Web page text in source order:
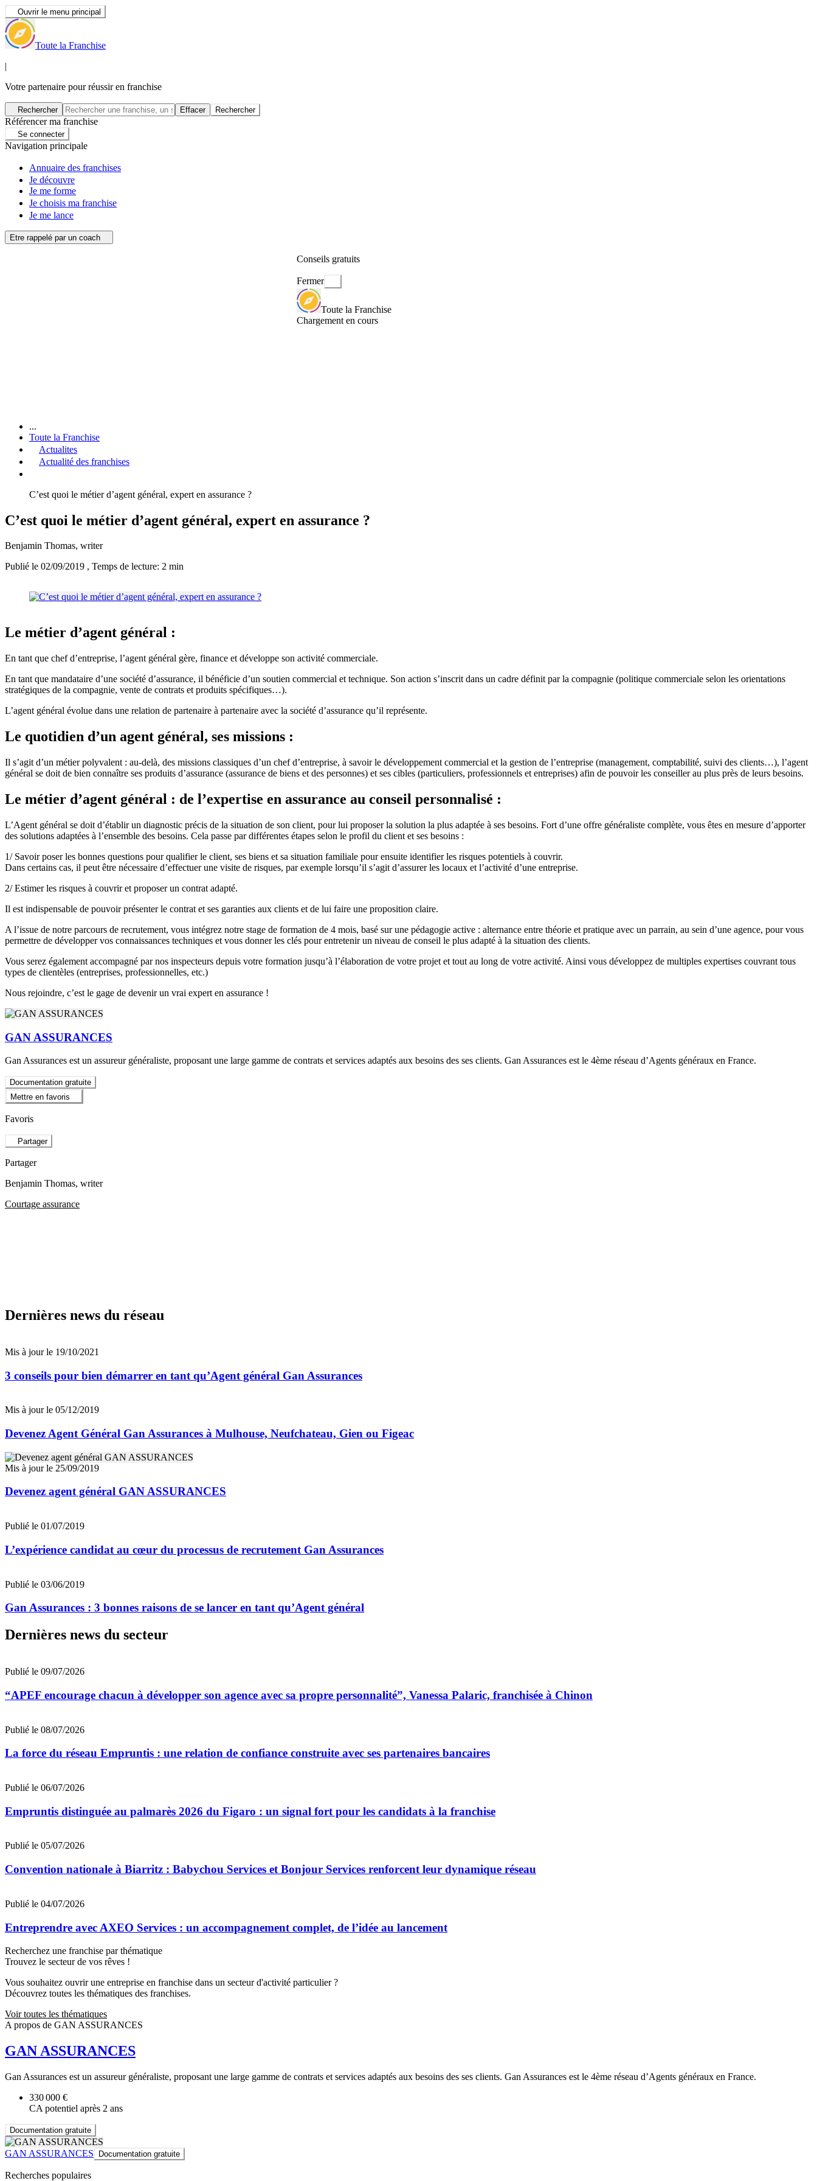
Ouvrir le menu principal
Toute la Franchise
|
Votre partenaire pour réussir en franchise
Rechercher Effacer Rechercher
Référencer ma franchise
Se connecter
Navigation principale
Annuaire des franchises
Je découvre
Je me forme
Je choisis ma franchise
Je me lance
Etre rappelé par un coach
Conseils gratuits
Fermer
Toute la Franchise
Chargement en cours
...
Toute la Franchise
Actualites
Actualité des franchises
C’est quoi le métier d’agent général, expert en assurance ?
C’est quoi le métier d’agent général, expert en assurance ?
Benjamin Thomas, writer
Publié le 02/09/2019 , Temps de lecture: 2 min
Le métier d’agent général :
En tant que chef d’entreprise, l’agent général gère, finance et développe son activité commerciale.
En tant que mandataire d’une société d’assurance, il bénéficie d’un soutien commercial et technique. Son action s’inscrit dans un cadre définit par la compagnie (politique commerciale selon les orientations
stratégiques de la compagnie, vente de contrats et produits spécifiques…).
L’agent général évolue dans une relation de partenaire à partenaire avec la société d’assurance qu’il représente.
Le quotidien d’un agent général, ses missions :
Il s’agit d’un métier polyvalent : au-delà, des missions classiques d’un chef d’entreprise, à savoir le développement commercial et la gestion de l’entreprise (management, comptabilité, suivi des clients…), l’agent
général se doit de bien connaître ses produits d’assurance (assurance de biens et des personnes) et ses cibles (particuliers, professionnels et entreprises) afin de pouvoir les conseiller au plus près de leurs besoins.
Le métier d’agent général : de l’expertise en assurance au conseil personnalisé :
L’Agent général se doit d’établir un diagnostic précis de la situation de son client, pour lui proposer la solution la plus adaptée à ses besoins. Fort d’une offre généraliste complète, vous êtes en mesure d’apporter
des solutions adaptées à l’ensemble des besoins. Cela passe par différentes étapes selon le profil du client et ses besoins :
1/ Savoir poser les bonnes questions pour qualifier le client, ses biens et sa situation familiale pour ensuite identifier les risques potentiels à couvrir.
Dans certains cas, il peut être nécessaire d’effectuer une visite de risques, par exemple lorsqu’il s’agit d’assurer les locaux et l’activité d’une entreprise.
2/ Estimer les risques à couvrir et proposer un contrat adapté.
Il est indispensable de pouvoir présenter le contrat et ses garanties aux clients et de lui faire une proposition claire.
A l’issue de notre parcours de recrutement, vous intégrez notre stage de formation de 4 mois, basé sur une pédagogie active : alternance entre théorie et pratique avec un parrain, au sein d’une agence, pour vous
permettre de développer vos connaissances techniques et vous donner les clés pour entretenir un niveau de conseil le plus adapté à la situation des clients.
Vous serez également accompagné par nos inspecteurs depuis votre formation jusqu’à l’élaboration de votre projet et tout au long de votre activité. Ainsi vous développez de multiples expertises couvrant tous
types de clientèles (entreprises, professionnelles, etc.)
Nous rejoindre, c’est le gage de devenir un vrai expert en assurance !
GAN ASSURANCES
Gan Assurances est un assureur généraliste, proposant une large gamme de contrats et services adaptés aux besoins des ses clients. Gan Assurances est le 4ème réseau d’Agents généraux en France.
Documentation gratuite
Mettre en favoris
Favoris
Partager
Partager
Benjamin Thomas, writer
Courtage assurance
Dernières news du réseau
Mis à jour le 19/10/2021
3 conseils pour bien démarrer en tant qu’Agent général Gan Assurances
Mis à jour le 05/12/2019
Devenez Agent Général Gan Assurances à Mulhouse, Neufchateau, Gien ou Figeac
Mis à jour le 25/09/2019
Devenez agent général GAN ASSURANCES
Publié le 01/07/2019
L’expérience candidat au cœur du processus de recrutement Gan Assurances
Publié le 03/06/2019
Gan Assurances : 3 bonnes raisons de se lancer en tant qu’Agent général
Dernières news du secteur
Publié le 09/07/2026
“APEF encourage chacun à développer son agence avec sa propre personnalité”, Vanessa Palaric, franchisée à Chinon
Publié le 08/07/2026
La force du réseau Empruntis : une relation de confiance construite avec ses partenaires bancaires
Publié le 06/07/2026
Empruntis distinguée au palmarès 2026 du Figaro : un signal fort pour les candidats à la franchise
Publié le 05/07/2026
Convention nationale à Biarritz : Babychou Services et Bonjour Services renforcent leur dynamique réseau
Publié le 04/07/2026
Entreprendre avec AXEO Services : un accompagnement complet, de l’idée au lancement
Recherchez une franchise par thématique
Trouvez le secteur de vos rêves !
Vous souhaitez ouvrir une entreprise en franchise dans un secteur d'activité particulier ?
Découvrez toutes les thématiques des franchises.
Voir toutes les thématiques
A propos de GAN ASSURANCES
GAN ASSURANCES
Gan Assurances est un assureur généraliste, proposant une large gamme de contrats et services adaptés aux besoins des ses clients. Gan Assurances est le 4ème réseau d’Agents généraux en France.
330 000 €
CA potentiel après 2 ans
Documentation gratuite
GAN ASSURANCES Documentation gratuite
Recherches populaires